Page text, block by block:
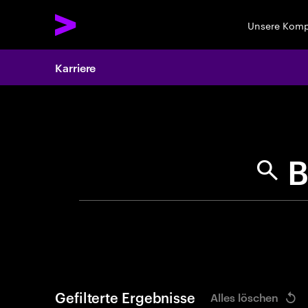
Unsere
Karriere
Gefilterte Ergebnisse Alles löschen